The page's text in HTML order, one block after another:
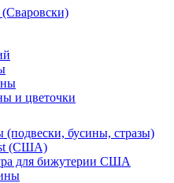
и цветочки
(подвески, бусины, стразы)
(США)
для бижутерии США